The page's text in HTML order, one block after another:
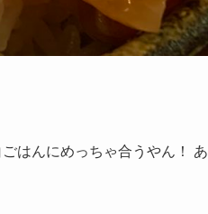
はんにめっちゃ合うやん！ あ